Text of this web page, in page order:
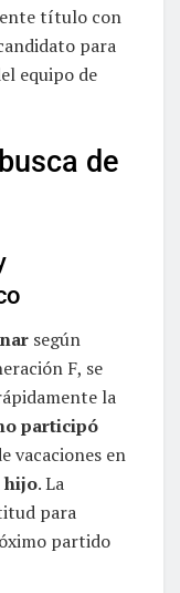
título con
para
equipo de
de
según
F, se
la
participó
vacaciones en
hijo. La
para
partido